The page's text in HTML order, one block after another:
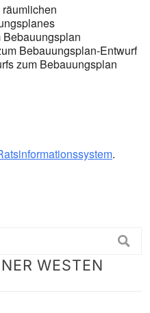
Bebauungsplan-Entwurf
zum Bebauungsplan
.
WESTEN